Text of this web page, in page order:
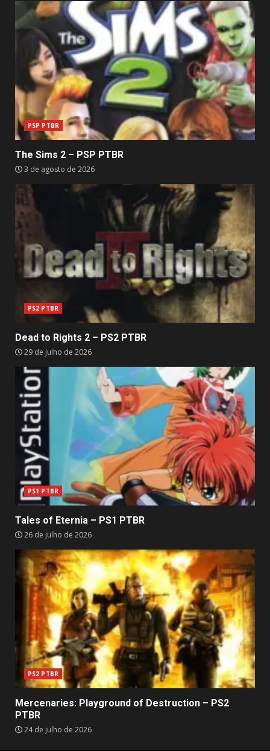
PSP PTBR
The Sims 2 – PSP PTBR
3 de agosto de 2026
PS2 PTBR
Dead to Rights 2 – PS2 PTBR
29 de julho de 2026
PS1 PTBR
Tales of Eternia – PS1 PTBR
26 de julho de 2026
PS2 PTBR
Mercenaries: Playground of Destruction – PS2
PTBR
24 de julho de 2026